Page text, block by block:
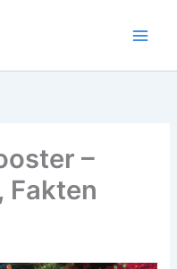
–
Fakten